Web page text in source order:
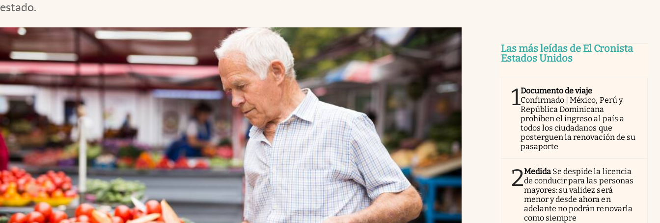
estado.
Las más leídas de El Cronista
Estados Unidos
1Documento de viaje
Confirmado | México, Perú y
República Dominicana
prohíben el ingreso al país a
todos los ciudadanos que
posterguen la renovación de su
pasaporte
2Medida Se despide la licencia
de conducir para las personas
mayores: su validez será
menor y desde ahora en
adelante no podrán renovarla
como siempre